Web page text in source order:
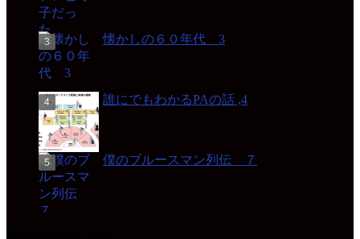
懐かしの６０年代 3
誰にでもわかるPAの話 ,4
僕のブルースマン列伝 ７